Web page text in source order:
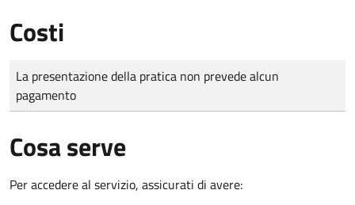
Costi
Tipo di pagamento
Importo
La presentazione della pratica non prevede alcun
pagamento
Cosa serve
Per accedere al servizio, assicurati di avere: